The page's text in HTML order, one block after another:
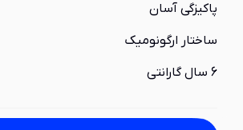
پاکیزگی آسان
ساختار ارگونومیک
6 سال گارانتی